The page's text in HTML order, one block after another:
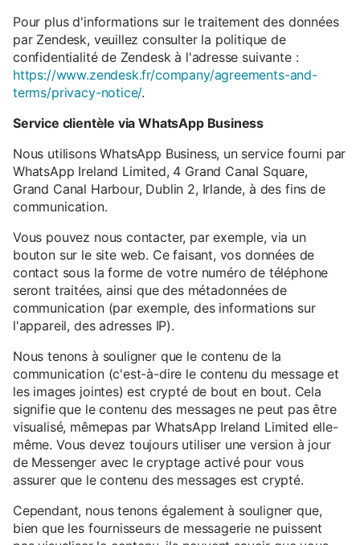
Pour plus d'informations sur le traitement des données
par Zendesk, veuillez consulter la politique de
confidentialité de Zendesk à l'adresse suivante :
https://www.zendesk.fr/company/agreements-and-
terms/privacy-notice/.
Service clientèle via WhatsApp Business
Nous utilisons WhatsApp Business, un service fourni par
WhatsApp Ireland Limited, 4 Grand Canal Square,
Grand Canal Harbour, Dublin 2, Irlande, à des fins de
communication.
Vous pouvez nous contacter, par exemple, via un
bouton sur le site web. Ce faisant, vos données de
contact sous la forme de votre numéro de téléphone
seront traitées, ainsi que des métadonnées de
communication (par exemple, des informations sur
l'appareil, des adresses IP).
Nous tenons à souligner que le contenu de la
communication (c'est-à-dire le contenu du message et
les images jointes) est crypté de bout en bout. Cela
signifie que le contenu des messages ne peut pas être
visualisé, mêmepas par WhatsApp Ireland Limited elle-
même. Vous devez toujours utiliser une version à jour
de Messenger avec le cryptage activé pour vous
assurer que le contenu des messages est crypté.
Cependant, nous tenons également à souligner que,
bien que les fournisseurs de messagerie ne puissent